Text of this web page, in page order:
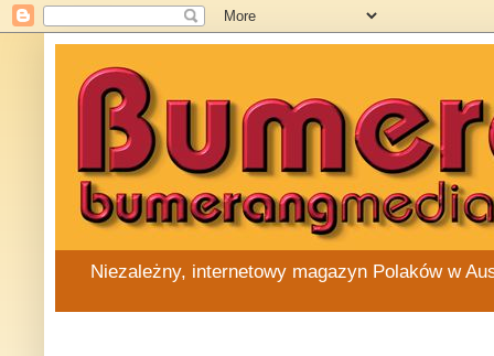
Niezależny, internetowy magazyn Polaków w